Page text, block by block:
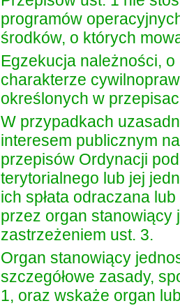
programów
środków, o których
Egzekucja należności,
charakterze
określonych w
W przypadkach
interesem publicznym
przepisów Ordynacji
terytorialnego lub jej
ich spłata odraczana
przez organ stanowiący
zastrzeżeniem ust. 3.
Organ stanowiący
szczegółowe zasady,
1, oraz wskaże organ